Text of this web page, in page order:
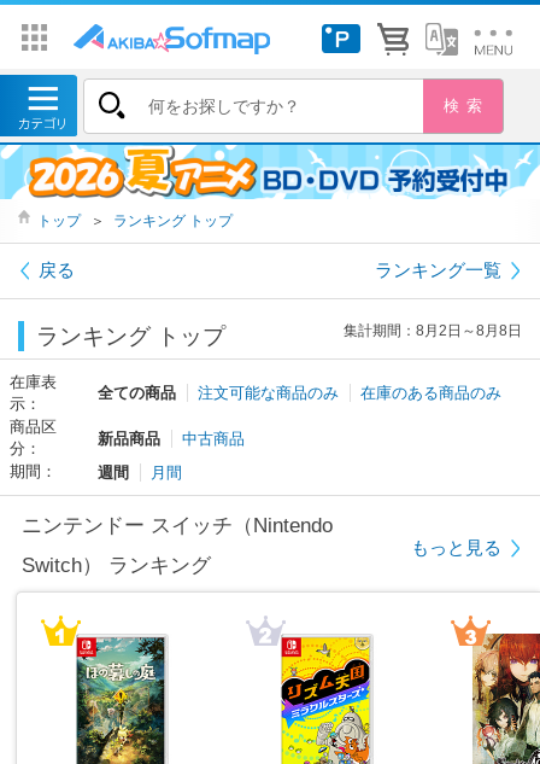
トップ ＞ ランキング トップ
戻る ランキング一覧
ランキング トップ 集計期間：8月2日～8月8日
在庫表
示：
全ての商品 注文可能な商品のみ
在庫のある商品のみ
商品区
分：
新品商品
中古商品
期間：
週間 月間
ニンテンドー スイッチ（Nintendo
Switch） ランキング
もっと見る